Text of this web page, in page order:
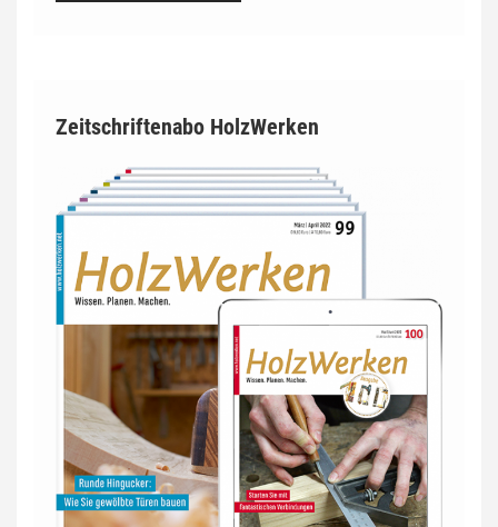
Zeitschriftenabo HolzWerken